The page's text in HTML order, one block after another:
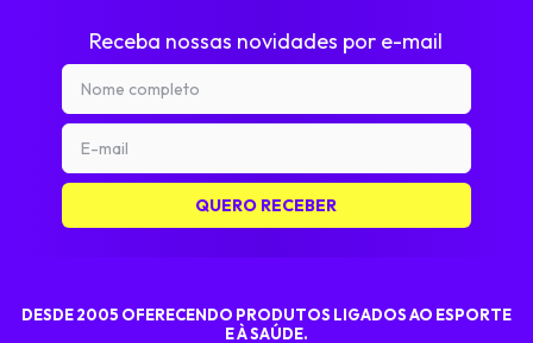
Receba nossas novidades por e-mail
DESDE 2005 OFERECENDO PRODUTOS LIGADOS AO ESPORTE
E À SAÚDE.